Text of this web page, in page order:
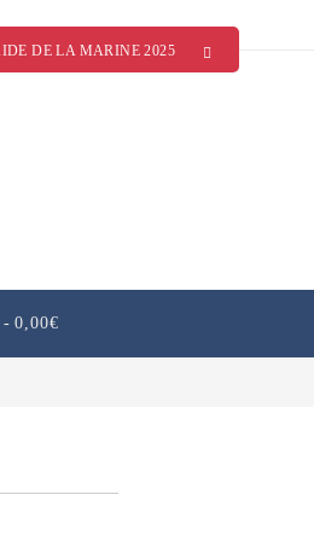
DE LA MARINE 2025
0,00€